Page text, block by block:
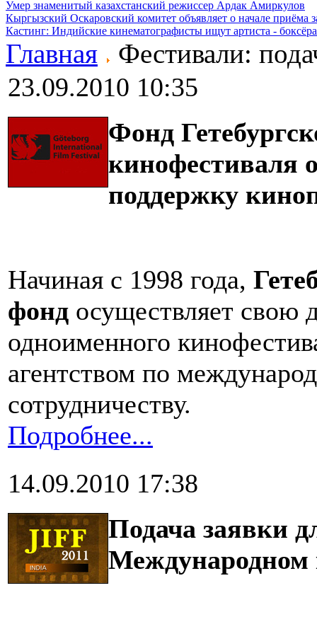
Умер знаменитый казахстанский режиссер Ардак Амиркулов
Кыргызский Оскаровский комитет объявляет о начале приёма
Кастинг: Индийские кинематографисты ищут артиста -
Главная Фестивали:
23.09.2010 10:35
Фонд
кинофестиваля
поддержку
Начиная с 1998 года,
фонд осуществляет свою
одноименного
агентством по
сотрудничеству.
Подробнее...
14.09.2010 17:38
Подача заявки
Международном